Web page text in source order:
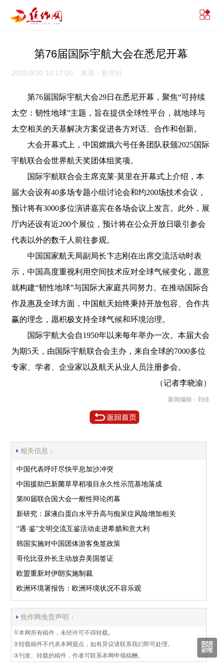
第76届国际宇航大会在悉尼开幕
2025/9/30 10:17:00 来源：新华社
第76届国际宇航大会29日在悉尼开幕，聚焦“可持续
太空：韧性地球”主题，旨在提供全球性平台，就地球与
太空相关的天基解决方案促进各方对话、合作和创新。
大会开幕式上，中国嫦娥六号任务团队获颁2025国际
宇航联合会世界航天奖团体组奖项。
国际宇航联合会主席克莱·莫里在开幕式上介绍，本
届大会设有40多场专题小组讨论会和约200场技术会议，
预计将有3000多位演讲嘉宾在各场会议上发言。此外，展
厅内还设有近200个展位，预计将在公众开放日吸引参会
代表以外的数千人前往参观。
中国国家航天局副局长卞志刚在出席交流活动时表
示，中国高度重视利用空间技术应对全球气候变化，愿意
就构建“韧性地球”与国际大家庭共同努力。在推动国际合
作及惠及全球方面，中国航天始终秉持开放包容、合作共
赢的理念，愿积极支持全球气候和环境治理。
国际宇航大会自1950年以来每年举办一次。本届大会
为期5天，由国际宇航联合会主办，来自全球的7000多位
专家、学者、企业家以及航天从业人员注册参会。
（记者李晓渝）
新闻编辑：刘佳
相关信息：
中国代表呼吁尽快平息加沙冲突
中国援助巴新菌草旱稻项目永久性示范基地落成
第80届联合国大会一般性辩论闭幕
新研究：尿液白蛋白水平升高与痴呆症风险增加相关
“遇·鉴”文明交流互鉴活动走进希腊和意大利
韩国实施对中国团体游客免签政策
哥伦比亚外长主动放弃美国签证
欧盟重新对伊朗实施制裁
欧洲环境署报告：欧洲环境状况不容乐观
焦作网免责声明：
①本网所有稿件，未经许可不得转载。
②转载稿件不代表本网观点，如有异议请联系我们即可处理。
③刊发、转载的稿件，作者可联系本网申领稿酬。